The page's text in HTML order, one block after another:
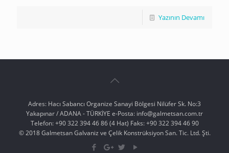
Yazının Devamı
Adres: Hacı Sabancı Organize Sanayi Bölgesi Nilüfer Sk. No:3
Yakapınar / ADANA - TÜRKİYE e-Posta: info@galmetsan.com.tr
Telefon: +90 322 394 46 86 (4 Hat) Faks: +90 322 394 46 90
© 2018 Galmetsan Galvaniz ve Çelik Konstrüksiyon San. Tic. Ltd. Şti.